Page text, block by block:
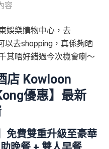
容
娛樂購物中心，去
以去shopping，真係夠晒
其唔好錯過今次機會喇～
店 Kowloon
優惠】最新
免費雙重升級至豪華